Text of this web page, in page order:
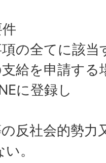
の全てに該当
を申請する
に登録し
社会的勢力
。